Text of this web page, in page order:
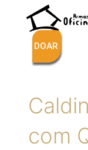
conteúdoDOAR
com